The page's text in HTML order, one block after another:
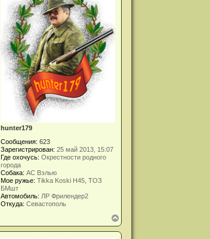
hunter179
Сообщения: 623
Зарегистрирован: 25 май 2013, 15:07
Где охочусь: Окрестности родного
города
Собака: АС Вэлью
Мое ружье: Tikka Koski H45, ТОЗ
БМшт
Автомобиль: ЛР Фрилендер2
Откуда: Севастополь
е
р